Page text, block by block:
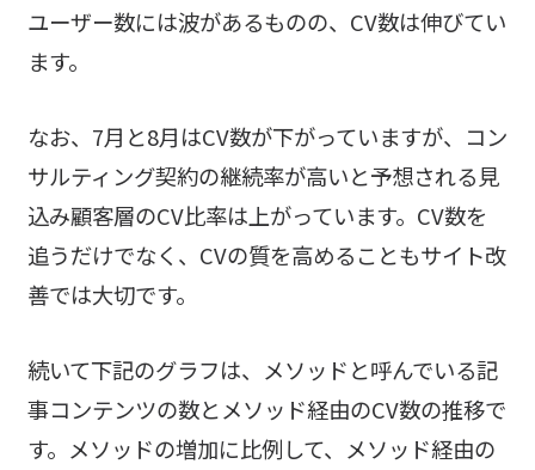
ユーザー数には波があるものの、CV数は伸びてい
ます。
なお、7月と8月はCV数が下がっていますが、コン
サルティング契約の継続率が高いと予想される見
込み顧客層のCV比率は上がっています。CV数を
追うだけでなく、CVの質を高めることもサイト改
善では大切です。
続いて下記のグラフは、メソッドと呼んでいる記
事コンテンツの数とメソッド経由のCV数の推移で
す。メソッドの増加に比例して、メソッド経由の